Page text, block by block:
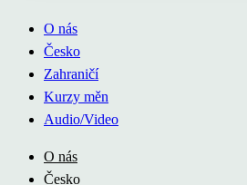
O nás
Česko
Zahraničí
Kurzy měn
Audio/Video
O nás
Česko